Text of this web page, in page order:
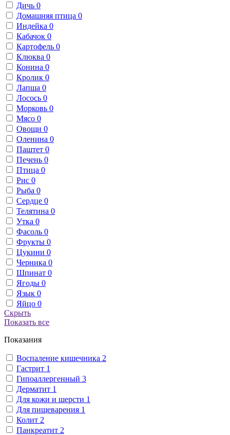
Дичь 0
Домашняя птица 0
Индейка 0
Кабачок 0
Картофель 0
Клюква 0
Конина 0
Кролик 0
Лапша 0
Лосось 0
Морковь 0
Мясо 0
Овощи 0
Оленина 0
Паштет 0
Печень 0
Птица 0
Рис 0
Рыба 0
Сердце 0
Телятина 0
Утка 0
Фасоль 0
Фрукты 0
Цукини 0
Черника 0
Шпинат 0
Ягоды 0
Язык 0
Яйцо 0
Скрыть
Показать все
Показания
Воспаление кишечника 2
Гастрит 1
Гипоаллергенный 3
Дерматит 1
Для кожи и шерсти 1
Для пищеварения 1
Колит 2
Панкреатит 2